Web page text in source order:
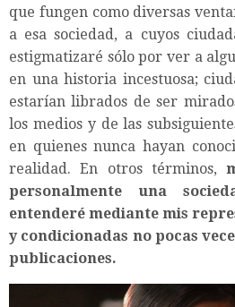
que fungen como diversas
a esa sociedad, a cuyos
estigmatizaré sólo por ver a
en una historia incestuosa;
estarían librados de ser
los medios y de las
en quienes nunca hayan
realidad. En otros términos,
personalmente una
entenderé mediante mis
y condicionadas no pocas
publicaciones.